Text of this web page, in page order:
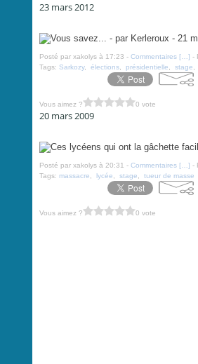
23 mars 2012
Posté par xakolys à 17:23 - Commentaires [… ] -
Tags: Sarkozy, élections, présidentielle stage
Vous aimez ? 0 vote
20 mars 2009
Posté par xakolys à 20:31 - Commentaires [… ] -
Tags: massacre lycée stage tueur de masse
Vous aimez ? 0 vote